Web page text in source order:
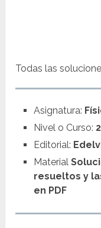
Todas las
Asignatura:
Nivel o Curso:
Editorial:
Material
resueltos y
en PDF